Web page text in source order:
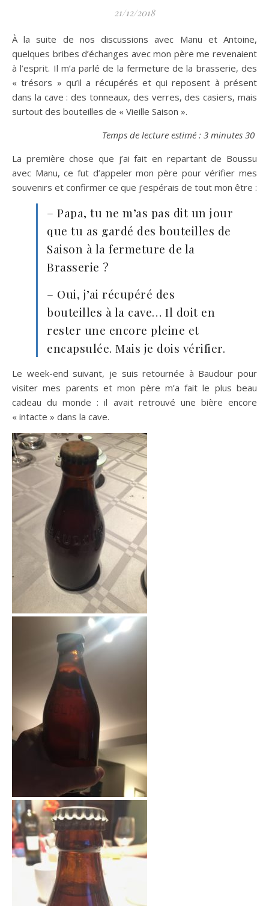
21/12/2018
À la suite de nos discussions avec Manu et Antoine,
quelques bribes d’échanges avec mon père me revenaient
à l’esprit. Il m’a parlé de la fermeture de la brasserie, des
« trésors » qu’il a récupérés et qui reposent à présent
dans la cave : des tonneaux, des verres, des casiers, mais
surtout des bouteilles de « Vieille Saison ».
Temps de lecture estimé : 3 minutes 30
La première chose que j’ai fait en repartant de Boussu
avec Manu, ce fut d’appeler mon père pour vérifier mes
souvenirs et confirmer ce que j’espérais de tout mon être :
– Papa, tu ne m’as pas dit un jour
que tu as gardé des bouteilles de
Saison à la fermeture de la
Brasserie ?
– Oui, j’ai récupéré des
bouteilles à la cave… Il doit en
rester une encore pleine et
encapsulée. Mais je dois vérifier.
Le week-end suivant, je suis retournée à Baudour pour
visiter mes parents et mon père m’a fait le plus beau
cadeau du monde : il avait retrouvé une bière encore
« intacte » dans la cave.